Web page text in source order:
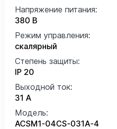
Напряжение питания:
380 В
Режим управления:
скалярный
Степень защиты:
IP 20
Выходной ток:
31 А
Модель:
ACSM1-04CS-031A-4